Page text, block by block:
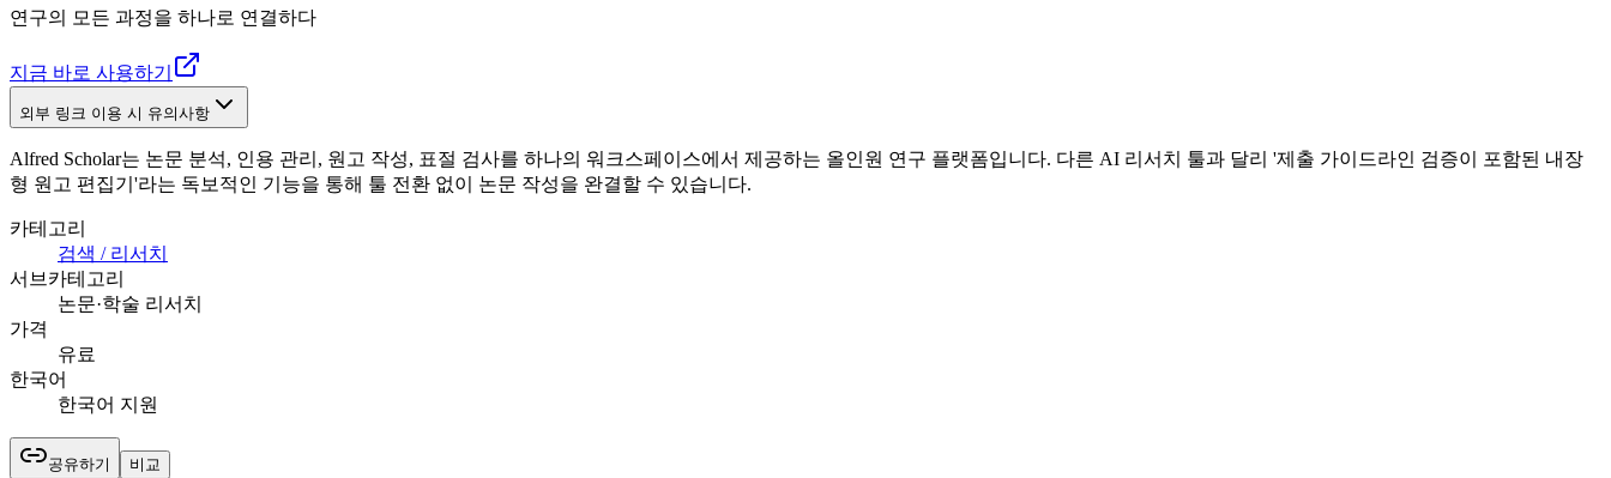
연구의 모든 과정을 하나로 연결하다
지금 바로 사용하기
외부 링크 이용 시 유의사항
Alfred Scholar는 논문 분석, 인용 관리, 원고 작성, 표절 검사를 하나의 워크스페이스에서 제공하는 올인원 연구 플랫폼입니다. 다른 AI 리서치 툴과 달리 '제출 가이드라인 검증이 포함된 내장
형 원고 편집기'라는 독보적인 기능을 통해 툴 전환 없이 논문 작성을 완결할 수 있습니다.
카테고리
검색 / 리서치
서브카테고리
논문·학술 리서치
가격
유료
한국어
한국어 지원
공유하기 비교